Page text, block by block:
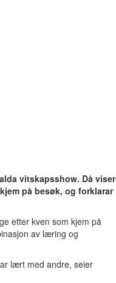
vitskapsshow. Då viser
på besøk, og forklarar
etter kven som kjem på
av læring og
lært med andre, seier